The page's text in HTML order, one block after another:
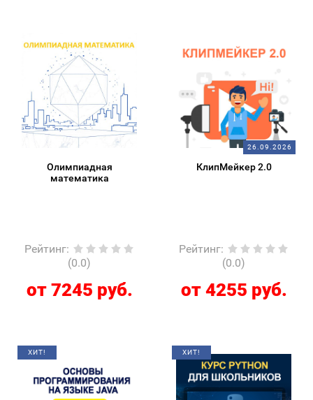
Олимпиадная
математика
Рейтинг:
(0.0)
от 7245 руб.
26.09.2026
КлипМейкер 2.0
Рейтинг:
(0.0)
от 4255 руб.
ХИТ! ХИТ!